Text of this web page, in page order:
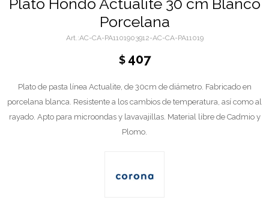
Plato Hondo Actualite 30 cm Blanco
Porcelana
AC-CA-PA1101903912-AC-CA-PA11019
$ 407
Plato de pasta línea Actualite, de 30cm de diámetro. Fabricado en
porcelana blanca. Resistente a los cambios de temperatura, así como al
rayado. Apto para microondas y lavavajillas. Material libre de Cadmio y
Plomo.